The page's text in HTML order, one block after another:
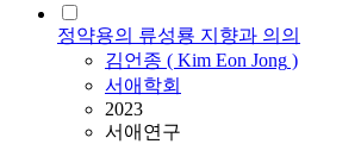
정약용의 류성룡 지향과 의의
김언종 ( Kim Eon Jong )
서애학회
2023
서애연구